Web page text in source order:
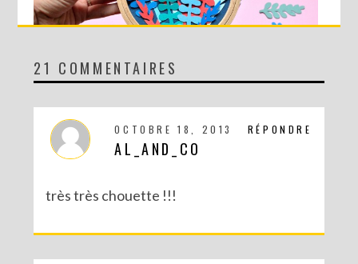
DIY MA FORÊT DE PAPIER
21 COMMENTAIRES
RÉPONDRE
OCTOBRE 18, 2013
AL_AND_CO
très très chouette !!!